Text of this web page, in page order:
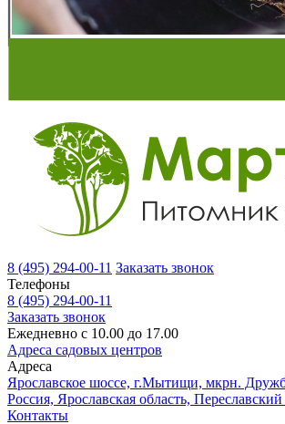
8 (495) 294-00-11 Заказать звонок
Телефоны
8 (495) 294-00-11
Заказать звонок
Ежедневно с 10.00 до 17.00
Адреса садовых центров
Адреса
Ярославское шоссе, г.Мытищи, мкрн.
Россия, Ярославская область,
Контакты